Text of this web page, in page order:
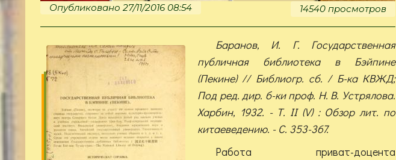
Опубликовано 27/11/2016 08:54 14540 просмотров
Баранов, И. Г. Государственная
публичная библиотека в Бэйпине
(Пекине) // Библиогр. сб. / Б-ка КВЖД;
Под ред. дир. б-ки проф. Н. В. Устрялова.
Харбин, 1932. - Т. II (V) : Обзор лит. по
китаеведению. - С. 353-367.
Работа приват-доцента